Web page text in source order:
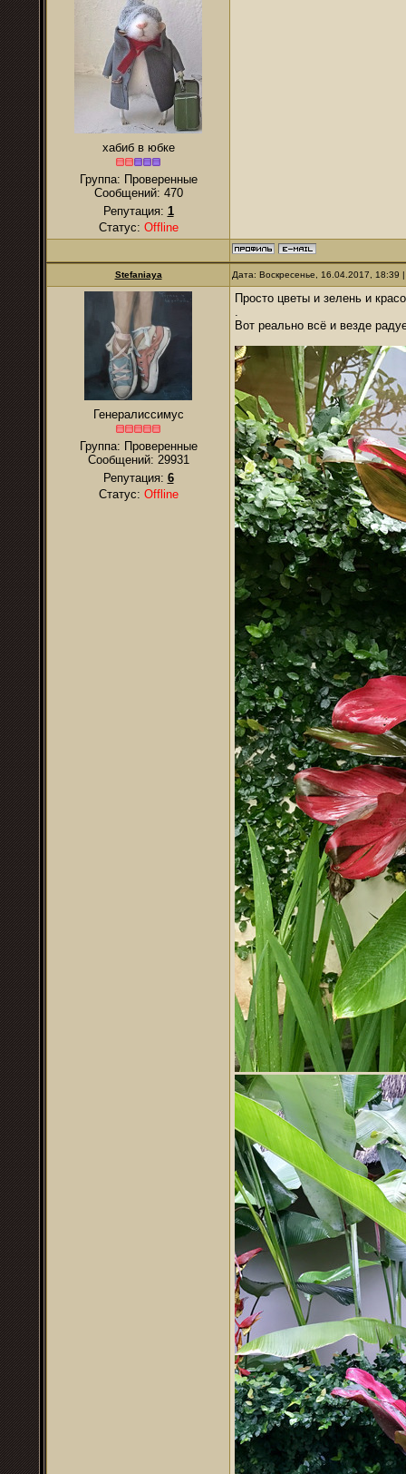
хабиб в юбке
Группа: Проверенные
Сообщений: 470
Репутация: 1
Статус: Offline
Stefaniaya Дата: Воскресенье, 16.04.2017,
Генералиссимус
Группа: Проверенные
Сообщений: 29931
Репутация: 6
Статус: Offline
Просто цветы и зелень и
.
Вот реально всё и везде